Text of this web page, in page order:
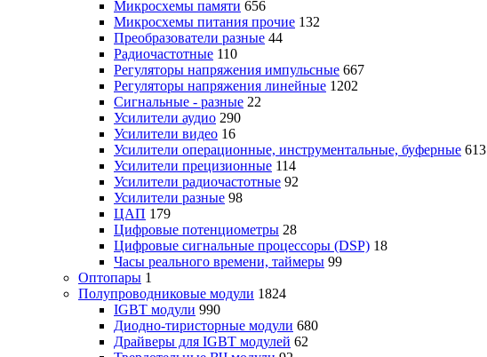
Микросхемы памяти 656
Микросхемы питания прочие 132
Преобразователи разные 44
Радиочастотные 110
Регуляторы напряжения импульсные 667
Регуляторы напряжения линейные 1202
Сигнальные - разные 22
Усилители аудио 290
Усилители видео 16
Усилители операционные, инструментальные, буферные 613
Усилители прецизионные 114
Усилители радиочастотные 92
Усилители разные 98
ЦАП 179
Цифровые потенциометры 28
Цифровые сигнальные процессоры (DSP) 18
Часы реального времени, таймеры 99
Оптопары 1
Полупроводниковые модули 1824
IGBT модули 990
Диодно-тиристорные модули 680
Драйверы для IGBT модулей 62